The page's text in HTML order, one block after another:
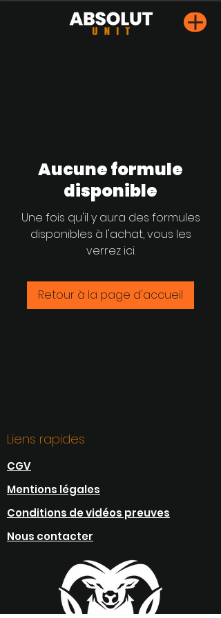
Aucune formule
disponible
Une fois qu'il y aura des formules
disponibles à l'achat, vous les
verrez ici.
Retour à la page d'accueil
Liens rapides
CGV
Mentions légales
Conditions de vidéos preuves
Nous contacter